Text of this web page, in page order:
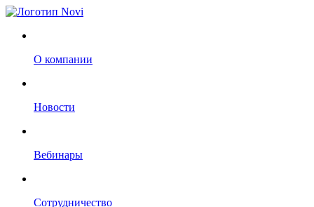
О компании
Новости
Вебинары
Сотрудничество